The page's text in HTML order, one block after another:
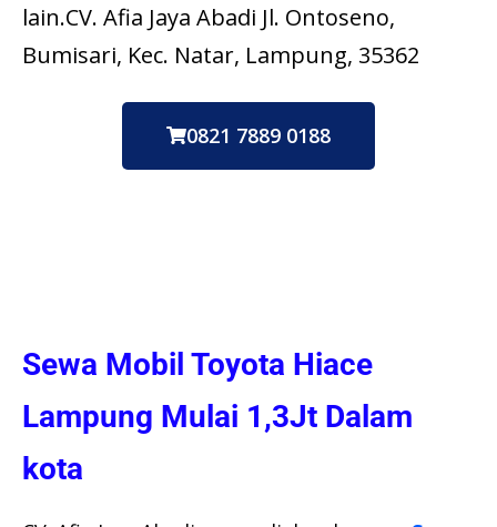
lain.CV. Afia Jaya Abadi Jl. Ontoseno,
Bumisari, Kec. Natar, Lampung, 35362
0821 7889 0188
Sewa Mobil Toyota Hiace
Lampung Mulai 1,3Jt Dalam
kota